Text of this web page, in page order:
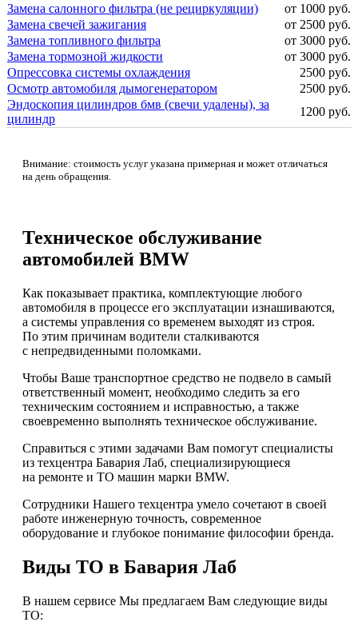
Замена салонного фильтра (не рециркуляции)
от 1000 руб.
Замена свечей зажигания
от 2500 руб.
Замена топливного фильтра
от 3000 руб.
Замена тормозной жидкости
от 3000 руб.
Опрессовка системы охлаждения
2500 руб.
Осмотр автомобиля дымогенератором
2500 руб.
Эндоскопия цилиндров бмв (свечи удалены), за
цилиндр
1200 руб.
Внимание: стоимость услуг указана примерная и может отличаться
на день обращения.
Техническое обслуживание
автомобилей BMW
Как показывает практика, комплектующие любого
автомобиля в процессе его эксплуатации изнашиваются,
а системы управления со временем выходят из строя.
По этим причинам водители сталкиваются
с непредвиденными поломками.
Чтобы Ваше транспортное средство не подвело в самый
ответственный момент, необходимо следить за его
техническим состоянием и исправностью, а также
своевременно выполнять техническое обслуживание.
Справиться с этими задачами Вам помогут специалисты
из техцентра Бавария Лаб, специализирующиеся
на ремонте и ТО машин марки BMW.
Сотрудники Нашего техцентра умело сочетают в своей
работе инженерную точность, современное
оборудование и глубокое понимание философии бренда.
Виды ТО в Бавария Лаб
В нашем сервисе Мы предлагаем Вам следующие виды
ТО: